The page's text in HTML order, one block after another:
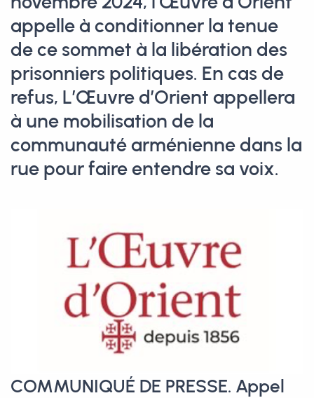
appelle à conditionner la tenue
de ce sommet à la libération des
prisonniers politiques. En cas de
refus, L’Œuvre d’Orient appellera
à une mobilisation de la
communauté arménienne dans la
rue pour faire entendre sa voix.
COMMUNIQUÉ DE PRESSE. Appel